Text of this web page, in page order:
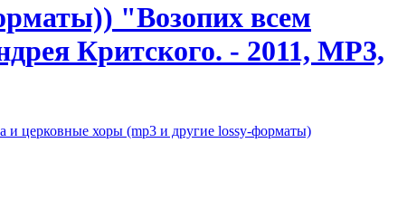
​ы)) "Возопих ​ всем
Критского. - 2011, MP3,
и церковные хоры (mp3 и другие lossy-форматы)